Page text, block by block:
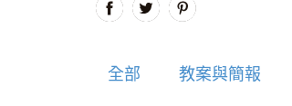
全部 教案與簡報